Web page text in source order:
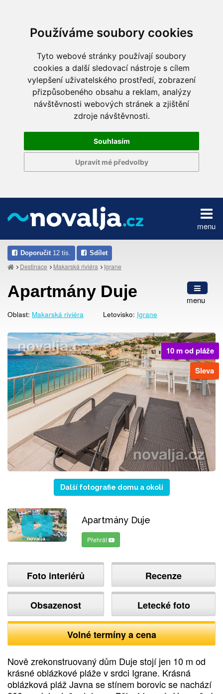
Používáme soubory cookies
Tyto webové stránky používají soubory
cookies a další sledovací nástroje s cílem
vylepšení uživatelského prostředí, zobrazení
přizpůsobeného obsahu a reklam, analýzy
návštěvnosti webových stránek a zjištění
zdroje návštěvnosti.
Souhlasím
Upravit mé předvolby
menu
Doporučit 12 tis. Sdílet
Destinace Makarská riviéra Igrane
menu
Apartmány Duje
Oblast: Makarská riviéra Letovisko: Igrane
10 m od pláže
Sleva
Další fotografie domu a okolí
Apartmány Duje
Přehrát
Foto interiérů
Obsazenost
Recenze
Letecké foto
Volné termíny a cena
Nově zrekonstruovaný dům Duje stojí jen 10 m od
krásné oblázkové pláže v srdci Igrane. Krásná
oblázková pláž Javna se stínem borovic se nachází